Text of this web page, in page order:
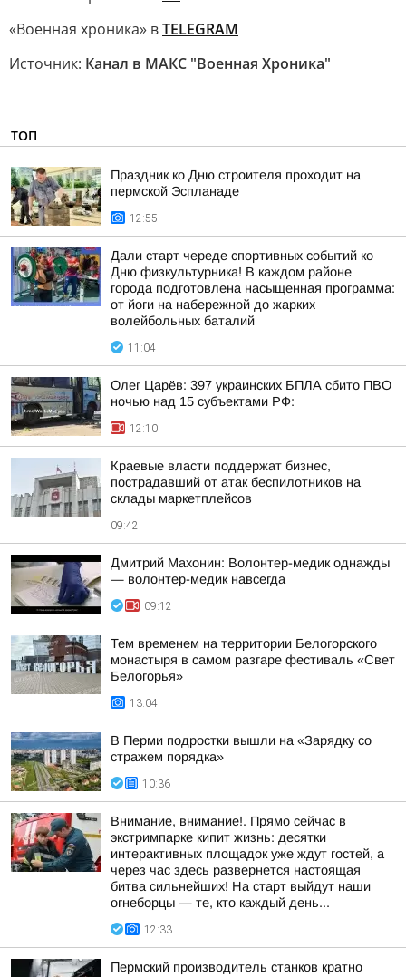
«Военная хроника» вTELEGRAM
Источник: Канал в МАКС "Военная Хроника"
ТОП
Праздник ко Дню строителя проходит на
пермской Эспланаде
12:55
Дали старт череде спортивных событий ко
Дню физкультурника! В каждом районе
города подготовлена насыщенная программа:
от йоги на набережной до жарких
волейбольных баталий
11:04
Олег Царёв: 397 украинских БПЛА сбито ПВО
ночью над 15 субъектами РФ:
12:10
Краевые власти поддержат бизнес,
пострадавший от атак беспилотников на
склады маркетплейсов
09:42
Дмитрий Махонин: Волонтер-медик однажды
— волонтер-медик навсегда
09:12
Тем временем на территории Белогорского
монастыря в самом разгаре фестиваль «Свет
Белогорья»
13:04
В Перми подростки вышли на «Зарядку со
стражем порядка»
10:36
Внимание, внимание!. Прямо сейчас в
экстримпарке кипит жизнь: десятки
интерактивных площадок уже ждут гостей, а
через час здесь развернется настоящая
битва сильнейших! На старт выйдут наши
огнеборцы — те, кто каждый день...
12:33
Пермский производитель станков кратно